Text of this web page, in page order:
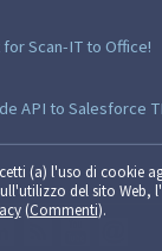
(a) l'uso di cookie
del sito Web,
(Commenti).
Scan-IT to Office!
API to Salesforce